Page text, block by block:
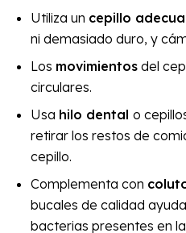
Utiliza un cepillo
ni demasiado duro, y
Los movimientosdel
circulares.
Usa hilo dental o
retirar los restos de
cepillo.
Complementa con
bucales de calidad
bacterias presentes en